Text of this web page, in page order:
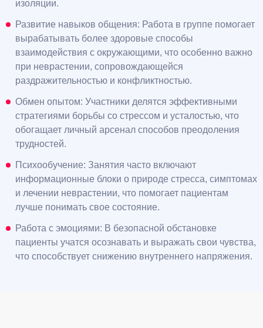
изоляции.
Развитие навыков общения: Работа в группе помогает
вырабатывать более здоровые способы
взаимодействия с окружающими, что особенно важно
при неврастении, сопровождающейся
раздражительностью и конфликтностью.
Обмен опытом: Участники делятся эффективными
стратегиями борьбы со стрессом и усталостью, что
обогащает личный арсенал способов преодоления
трудностей.
Психообучение: Занятия часто включают
информационные блоки о природе стресса, симптомах
и лечении неврастении, что помогает пациентам
лучше понимать свое состояние.
Работа с эмоциями: В безопасной обстановке
пациенты учатся осознавать и выражать свои чувства,
что способствует снижению внутреннего напряжения.